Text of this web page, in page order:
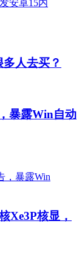
人去买？
暴露Win自动
Xe3P核显，